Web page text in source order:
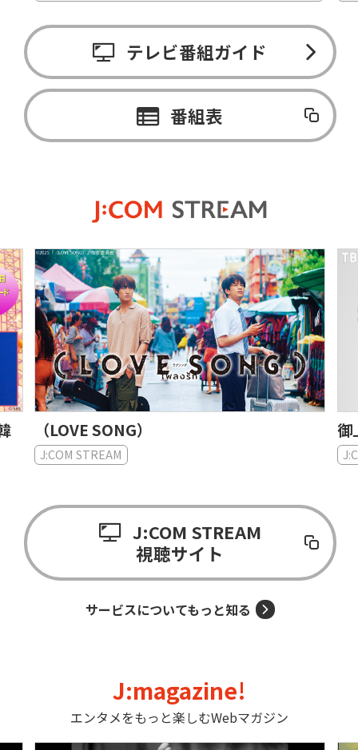
テレビ番組ガイド
番組表
（LOVE SONG）
J:COM STREAM
御
J:COM STREAM
視聴サイト
サービスについてもっと知る
J:magazine!
エンタメをもっと楽しむWebマガジン